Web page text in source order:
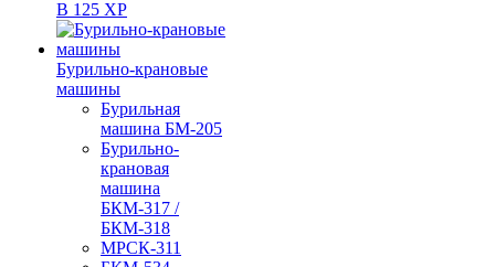
B 125 XP
Бурильно-крановые
машины
Бурильная
машина БМ-205
Бурильно-
крановая
машина
БКМ-317 /
БКМ-318
МРСК-311